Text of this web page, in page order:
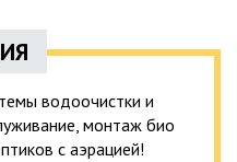
водоочистки и
монтаж био
с аэрацией!